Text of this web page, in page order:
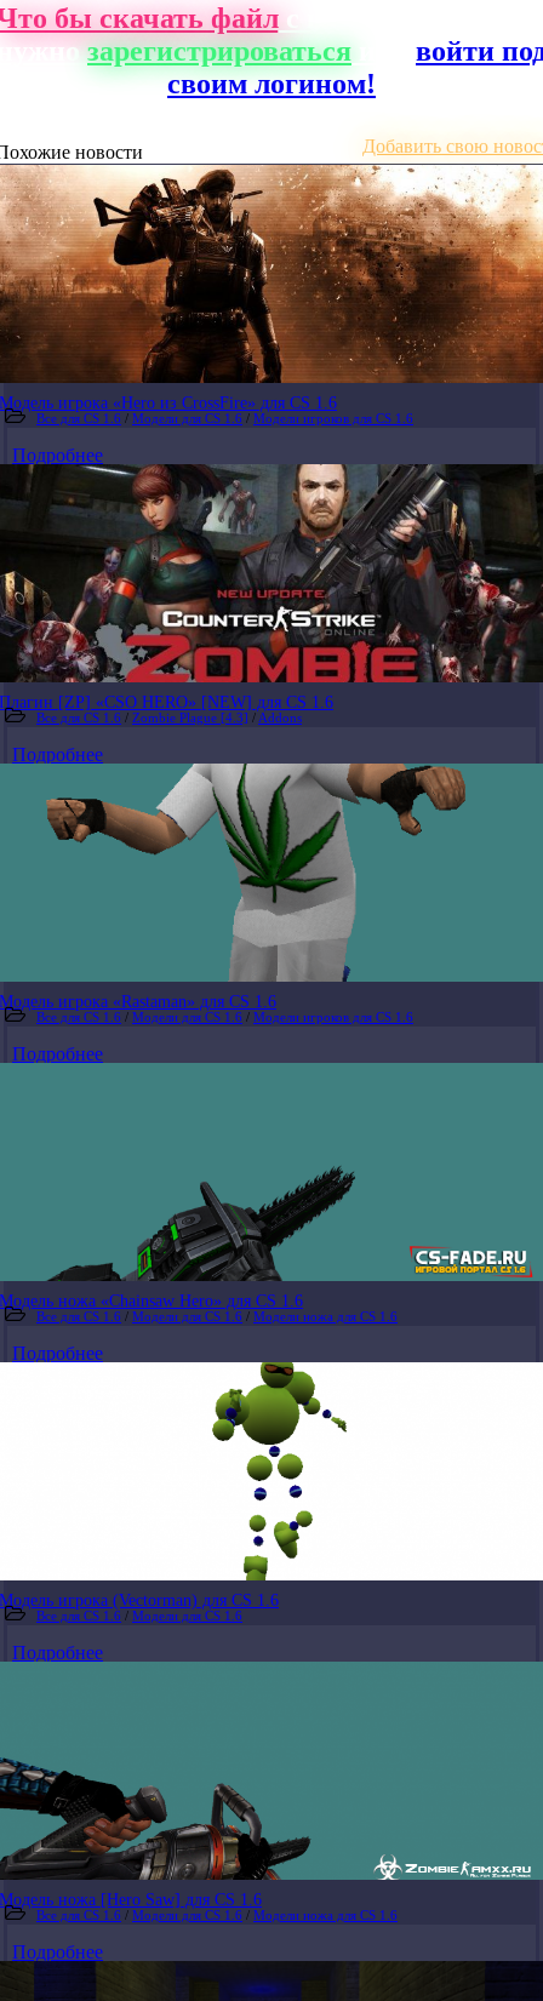
бы скачать файлс нашего сайта,
зарегистрироваться
войти
своим логином!
новости Добавить свою
Модель игрока «Hero из CrossFire» для CS 1.6
Все для CS 1.6 / Модели для CS 1.6 / Модели игроков для CS 1.6
Подробнее
Плагин [ZP] «CSO HERO» [NEW] для CS 1.6
Все для CS 1.6 / Zombie Plague [4.3] / Addons
Подробнее
Модель игрока «Rastaman» для CS 1.6
Все для CS 1.6 / Модели для CS 1.6 / Модели игроков для CS 1.6
Подробнее
Модель ножа «Chainsaw Hero» для CS 1.6
Все для CS 1.6 / Модели для CS 1.6 / Модели ножа для CS 1.6
Подробнее
Модель игрока (Vectorman) для CS 1.6
Все для CS 1.6 / Модели для CS 1.6
Подробнее
Модель ножа [Hero Saw] для CS 1.6
Все для CS 1.6 / Модели для CS 1.6 / Модели ножа для CS 1.6
Подробнее